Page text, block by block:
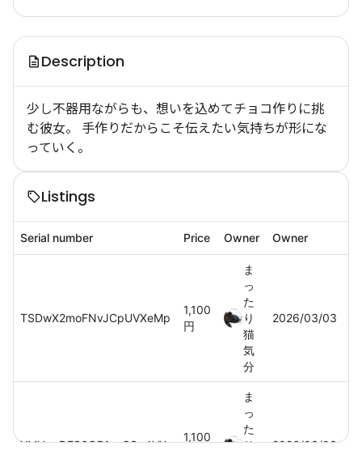
Description
少し不器用ながらも、想いを込めてチョコ作りに挑
む彼女。 手作りだからこそ伝えたい気持ちが形にな
っていく。
Listings
Serial number Price Owner Owner
TSDwX2moFNvJCpUVXeMp
1,100
円
ま
っ
た
り
猫
気
分
2026/03/03
YMHzgDFS6OR1scCSwAVX
1,100
ま
っ
た
り
2026/03/03